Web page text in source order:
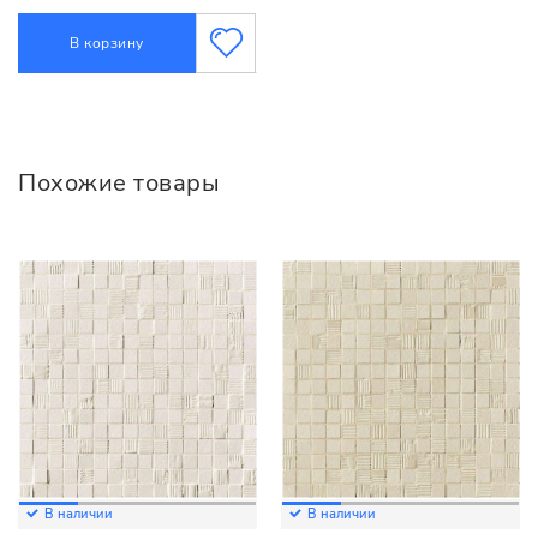
В корзину
Похожие товары
В наличии В наличии